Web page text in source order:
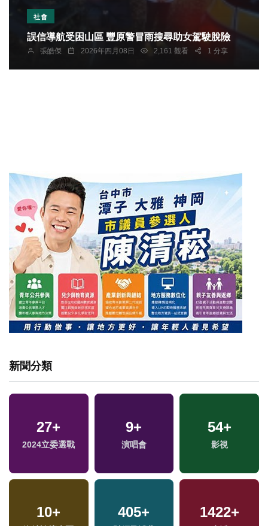
社會
誤信導航受困山區 豐原警冒雨搜尋助女駕駛脫險
張皓傑 2026年四月08日 2,161 觀看 1 分享
新聞分類
27+
2024立委選戰
9+
演唱會
54+
影視
10+ 405+ 1422+